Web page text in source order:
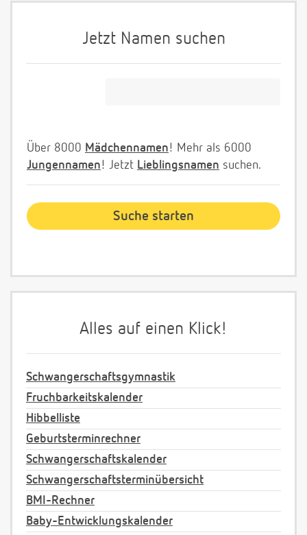
Jetzt Namen suchen
Über 8000 Mädchennamen! Mehr als 6000
Jungennamen! Jetzt Lieblingsnamen suchen.
Alles auf einen Klick!
Schwangerschaftsgymnastik
Fruchbarkeitskalender
Hibbelliste
Geburtsterminrechner
Schwangerschaftskalender
Schwangerschaftsterminübersicht
BMI-Rechner
Baby-Entwicklungskalender